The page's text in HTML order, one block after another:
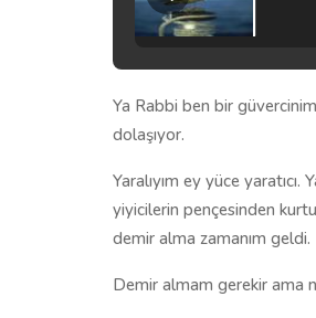
Ya Rabbi ben bir
dolaşıyor.
Yaralıyım ey yüce
yiyicilerin pençesinden
demir alma zamanım geldi.
Demir almam gerekir ama